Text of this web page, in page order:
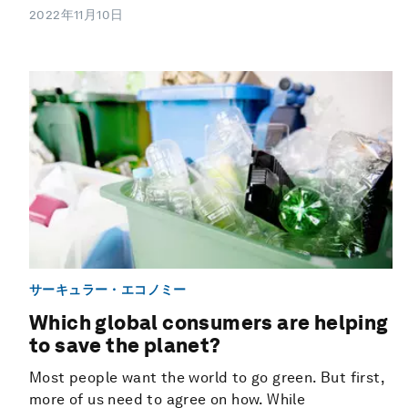
2022年11月10日
サーキュラー・エコノミー
Which global consumers are helping
to save the planet?
Most people want the world to go green. But first,
more of us need to agree on how. While